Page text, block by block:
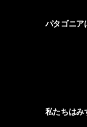
パタゴニア
私たちはみ